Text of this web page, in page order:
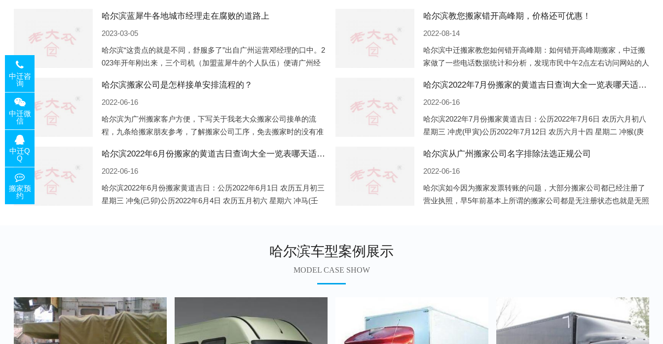
以美国为首的西方国家
同住宅中的人，其一生中的财
哈尔滨蓝犀牛各地城市经理走在腐败的道路上
2023-03-05
哈尔滨“这贵点的就是不同，舒服多了”出自广州运营邓经理的口中。2
023年开年刚出来，三个司机（加盟蓝犀牛的个人队伍）便请广州经
平摊费用，燃鹅这样的
哈尔滨教您搬家错开高峰期，价格还可优惠！
2022-08-14
哈尔滨中迁搬家教您如何错开高峰期：如何错开高峰期搬家，中迁搬
家做了一些电话数据统计和分析，发现市民中午2点左右访问网站的人
最多的，网上QQ微
哈尔滨搬家公司是怎样接单安排流程的？
2022-06-16
哈尔滨为广州搬家客户方便，下写关于我老大众搬家公司接单的流
程，九条给搬家朋友参考，了解搬家公司工序，免去搬家时的没有准
电话咨询，初步了解客户搬 家
哈尔滨2022年7月份搬家的黄道吉日查询大全一览表哪天适合搬家好日子
2022-06-16
哈尔滨2022年7月份搬家黄道吉日：公历2022年7月6日 农历六月初八
星期三 冲虎(甲寅)公历2022年7月12日 农历六月十四 星期二 冲猴(庚
哈尔滨2022年6月份搬家的黄道吉日查询大全一览表哪天适合搬家好日子
2022-06-16
哈尔滨2022年6月份搬家黄道吉日：公历2022年6月1日 农历五月初三
星期三 冲兔(己卯)公历2022年6月4日 农历五月初六 星期六 冲马(壬
哈尔滨从广州搬家公司名字排除法选正规公司
2022-06-16
哈尔滨如今因为搬家发票转账的问题，大部分搬家公司都已经注册了
营业执照，早5年前基本上所谓的搬家公司都是无注册状态也就是无照
哈尔滨车型案例展示
MODEL CASE SHOW
中迁咨
询
中迁微
信
中迁Q
Q
搬家预
约